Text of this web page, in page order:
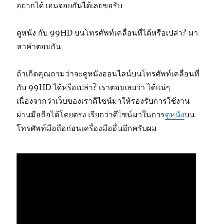
อยากได้ เอนจอยกันได้เลยขอรับ
ดูหนัง กับ 99HD บนโทรศัพท์เคลื่อนที่ได้หรือเปล่า? มา
หาคำตอบกัน
ถ้าเกิดคุณถามว่าจะดูหนังออนไลน์บนโทรศัพท์เคลื่อนที่
กับ 99HD ได้หรือเปล่า? เราตอบเลยว่า ได้แน่ๆ
เนื่องจากว่าเว็บของเราดีไซน์มาให้รองรับการใช้งาน
ผ่านมือถือได้โดยตรง เรียกว่าดีไซน์มาในการดูหนังบน
โทรศัพท์มือถือก่อนเครื่องมืออื่นอีกครับผม